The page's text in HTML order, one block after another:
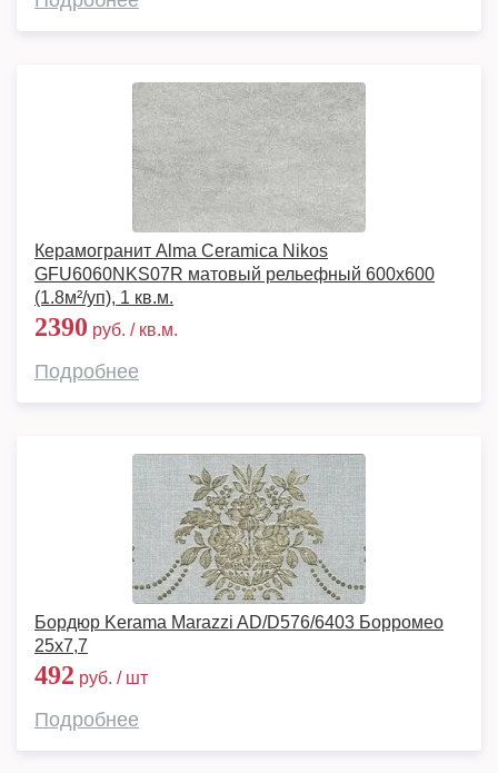
Керамогранит Alma Ceramica Nikos
GFU6060NKS07R матовый рельефный 600x600
(1.8м²/уп), 1 кв.м.
2390 руб. / кв.м.
Подробнее
Бордюр Kerama Marazzi AD/D576/6403 Борромео
25x7,7
492 руб. / шт
Подробнее